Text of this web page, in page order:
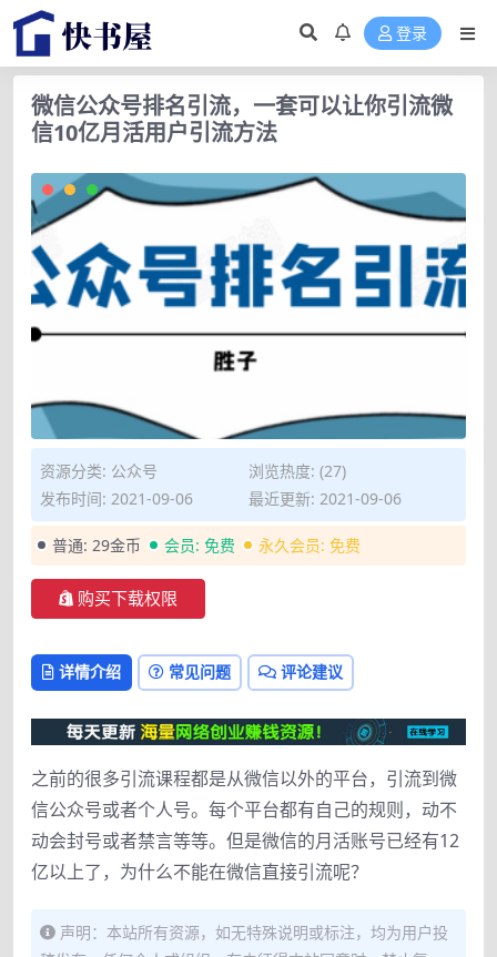
登录
微信公众号排名引流，一套可以让你引流微
信10亿月活用户引流方法
资源分类: 公众号
浏览热度: (27)
发布时间: 2021-09-06
最近更新: 2021-09-06
普通: 29金币 会员: 免费 永久会员: 免费
购买下载权限
详情介绍 常见问题 评论建议
之前的很多引流课程都是从微信以外的平台，引流到微
信公众号或者个人号。每个平台都有自己的规则，动不
动会封号或者禁言等等。但是微信的月活账号已经有12
亿以上了，为什么不能在微信直接引流呢？
声明：本站所有资源，如无特殊说明或标注，均为用户投